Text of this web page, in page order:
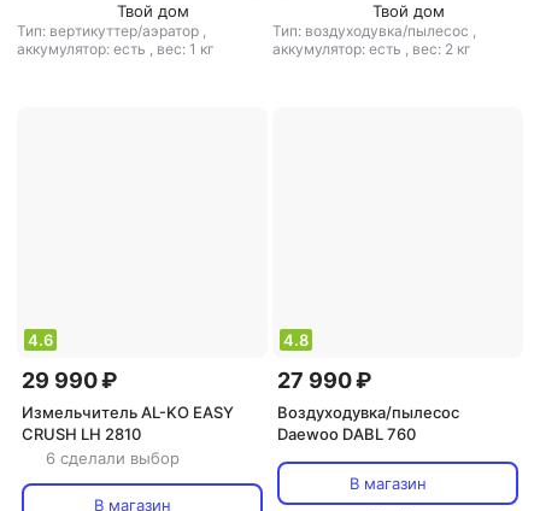
Твой дом
Тип: вертикуттер/аэратор ,
аккумулятор: есть , вес: 1 кг
Твой дом
Тип: воздуходувка/пылесос ,
аккумулятор: есть , вес: 2 кг
4.6
29 990 ₽
Измельчитель AL-KO EASY
CRUSH LH 2810
6 сделали выбор
В магазин
4.8
27 990 ₽
Воздуходувка/пылесос
Daewoo DABL 760
В магазин